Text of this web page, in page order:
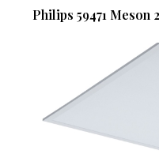
Philips 59471 Meson